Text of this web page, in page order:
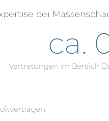
bei
Vertretungen Im Bereich
ca.